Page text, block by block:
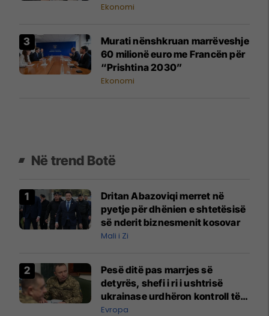
Ekonomi
Murati nënshkruan marrëveshje
60 milionë euro me Francën për
“Prishtina 2030”
Ekonomi
Në trend Botë
Dritan Abazoviqi merret në
pyetje për dhënien e shtetësisë
së nderit biznesmenit kosovar
Mali i Zi
Pesë ditë pas marrjes së
detyrës, shefi i ri i ushtrisë
ukrainase urdhëron kontroll të
madh
Evropa